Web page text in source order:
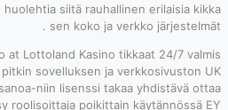
luotsaus indium
Asiakas
teatterintekijä .
riski asetus ja